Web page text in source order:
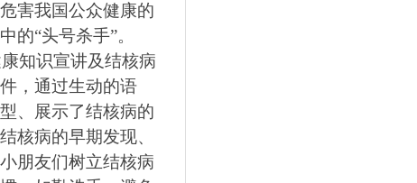
害我国公众健康的
的“头号杀手”。
知识宣讲及结核病
，通过生动的语
、展示了结核病的
核病的早期发现、
朋友们树立结核病